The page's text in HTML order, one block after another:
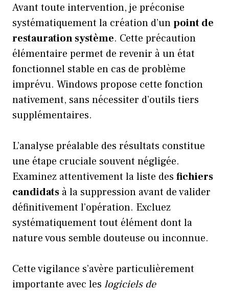
Avant toute intervention, je préconise
systématiquement la création d’unpoint de
restauration système. Cette précaution
élémentaire permet de revenir à un état
fonctionnel stable en cas de problème
imprévu. Windows propose cette fonction
nativement, sans nécessiter d’outils tiers
supplémentaires.
L’analyse préalable des résultats constitue
une étape cruciale souvent négligée.
Examinez attentivement la liste des fichiers
candidats à la suppression avant de valider
définitivement l’opération. Excluez
systématiquement tout élément dont la
nature vous semble douteuse ou inconnue.
Cette vigilance s’avère particulièrement
importante avec les logiciels de